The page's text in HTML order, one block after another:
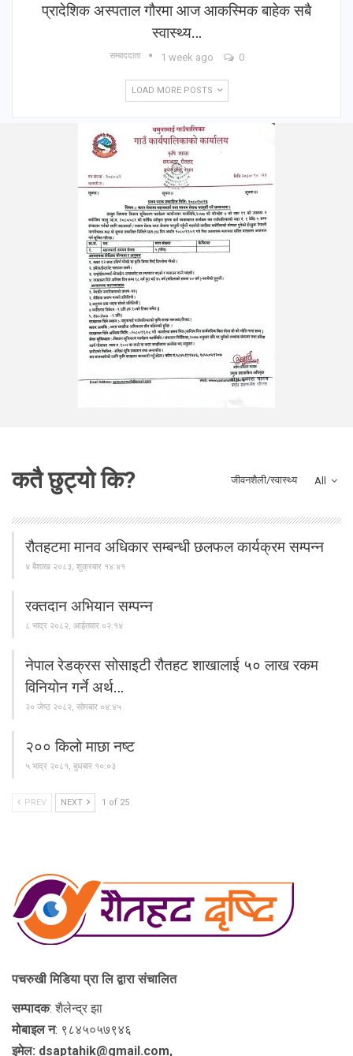
प्रादेशिक अस्पताल गौरमा आज आकस्मिक बाहेक सबै
स्वास्थ्य…
सम्बाददाता 1 week ago 0
LOAD MORE POSTS
All
कतै छुट्यो कि? जीवनशैली/स्वास्थ्य
रौतहटमा मानव अधिकार सम्बन्धी छलफल कार्यक्रम सम्पन्न
४ बैशाख २०८३, शुक्रबार १४:४१
रक्तदान अभियान सम्पन्न
८ भाद्र २०८२, आईतवार ०२:१४
नेपाल रेडक्रस सोसाइटी रौतहट शाखालाई ५० लाख रकम
विनियोन गर्ने अर्थ…
२० जेष्ठ २०८२, सोमबार ०४:४५
२०० किलो माछा नष्ट
५ भाद्र २०८१, बुधबार १०:०३
PREV NEXT 1 of 25
पचरुखी मिडिया प्रा लि द्वारा संचालित
सम्पादक: शैलेन्द्र झा
मोबाइल न: ९८४५०५७९४६
इमेल: dsaptahik@gmail.com,